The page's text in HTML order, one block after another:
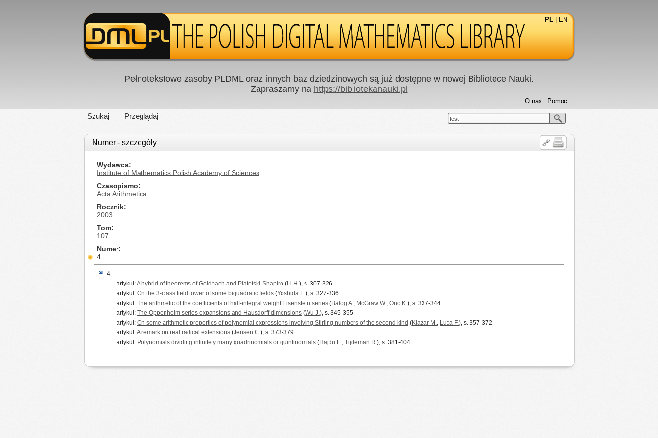
PL EN
Pełnotekstowe zasoby PLDML oraz innych baz dziedzinowych są już dostępne w nowej Bibliotece Nauki.
Zapraszamy na https://bibliotekanauki.pl
Szukaj Przeglądaj
Pomoc
O nas
test
Numer - szczegóły
Wydawca
Institute of Mathematics Polish Academy of Sciences
Czasopismo
Acta Arithmetica
Rocznik
2003
Tom
107
Numer
4
4
artykuł:A hybrid of theorems of Goldbach and Piatetski-Shapiro (Li H.), s. 307-326
artykuł: On the 3-class field tower of some biquadratic fields (Yoshida E.), s. 327-336
artykuł: The arithmetic of the coefficients of half-integral weight Eisenstein series (Balog A., McGraw W., Ono K.), s. 337-344
artykuł: The Oppenheim series expansions and Hausdorff dimensions (Wu J.), s. 345-355
artykuł: On some arithmetic properties of polynomial expressions involving Stirling numbers of the second kind (Klazar M., Luca F.), s. 357-372
artykuł:A remark on real radical extensions (Jensen C.), s. 373-379
artykuł: Polynomials dividing infinitely many quadrinomials or quintinomials (Hajdu L., Tijdeman R.), s. 381-404